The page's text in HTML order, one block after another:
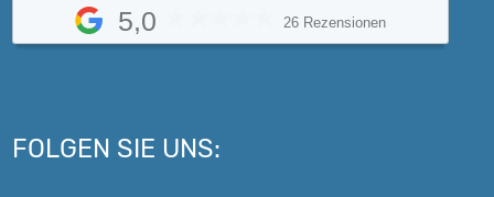
5,0 26 Rezensionen
FOLGEN SIE UNS: